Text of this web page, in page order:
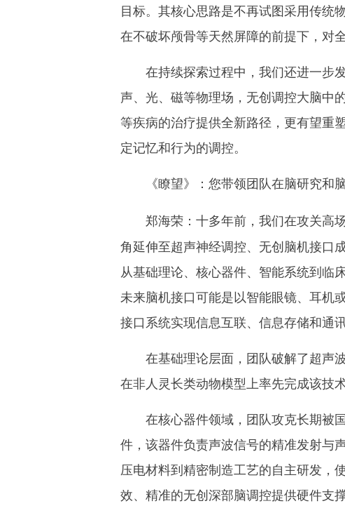
目标。其核心思路是不再试图采用传统
在不破坏颅骨等天然屏障的前提下，对全
在持续探索过程中，我们还进一步发
声、光、磁等物理场，无创调控大脑中
等疾病的治疗提供全新路径，更有望重
定记忆和行为的调控。
《瞭望》： 您带领团队在脑研究和
郑海荣： 十多年前，我们在攻关高
角延伸至超声神经调控、无创脑机接口
从基础理论、核心器件、智能系统到临
未来脑机接口可能是以智能眼镜、耳机
接口系统实现信息互联、信息存储和通讯
在基础理论层面，团队破解了超声波
在非人灵长类动物模型上率先完成该技
在核心器件领域，团队攻克长期被国
件，该器件负责声波信号的精准发射与
压电材料到精密制造工艺的自主研发，
效、精准的无创深部脑调控提供硬件支撑